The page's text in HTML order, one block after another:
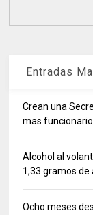
Entradas
Crean una
mas
Alcohol al
1,33 gramos de
Ocho meses